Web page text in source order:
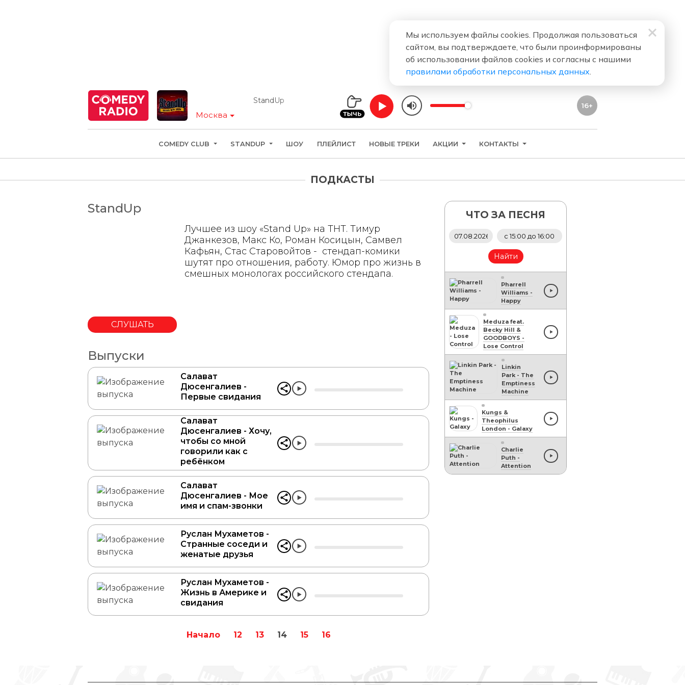
Москва
StandUp
16+
COMEDY CLUB STANDUP ШОУ ПЛЕЙЛИСТ НОВЫЕ ТРЕКИ АКЦИИ КОНТАКТЫ
ПОДКАСТЫ
StandUp
Лучшее из шоу «Stand Up» на ТНТ. Тимур
Джанкезов, Макс Ко, Роман Косицын, Самвел
Кафьян, Стас Старовойтов - стендап-комики
шутят про отношения, работу. Юмор про жизнь в
смешных монологах российского стендапа.
СЛУШАТЬ
Выпуски
Салават
Дюсенгалиев -
Первые свидания
Салават
Дюсенгалиев - Хочу,
чтобы со мной
говорили как с
ребёнком
Салават
Дюсенгалиев - Мое
имя и спам-звонки
Руслан Мухаметов -
Странные соседи и
женатые друзья
Руслан Мухаметов -
Жизнь в Америке и
свидания
Начало 12 13 14 15 16
ЧТО ЗА ПЕСНЯ
Найти
Pharrell
Williams -
Happy
Meduza feat.
Becky Hill &
GOODBOYS -
Lose Control
Linkin
Park- The
Emptiness
Machine
Kungs &
Theophilus
London - Galaxy
Charlie
Puth -
Attention
Мы используем файлы cookies. Продолжая пользоваться
сайтом, вы подтверждаете, что были проинформированы
об использовании файлов cookies и согласны с нашими
правилами обработки персональных данных.